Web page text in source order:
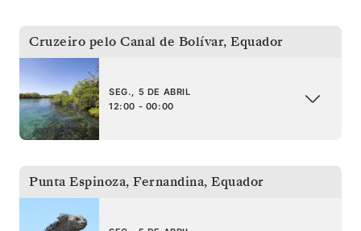
Cruzeiro pelo Canal de Bolívar, Equador
SEG., 5 DE ABRIL
12:00 - 00:00
Punta Espinoza, Fernandina, Equador